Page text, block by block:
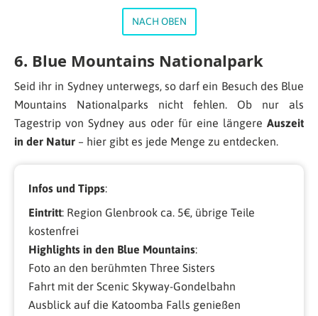
NACH OBEN
6. Blue Mountains Nationalpark
Seid ihr in Sydney unterwegs, so darf ein Besuch des Blue
Mountains Nationalparks nicht fehlen. Ob nur als
Tagestrip von Sydney aus oder für eine längere Auszeit
in der Natur – hier gibt es jede Menge zu entdecken.
Infos und Tipps:
Eintritt: Region Glenbrook ca. 5€, übrige Teile
kostenfrei
Highlights in den Blue Mountains:
Foto an den berühmten Three Sisters
Fahrt mit der Scenic Skyway-Gondelbahn
Ausblick auf die Katoomba Falls genießen